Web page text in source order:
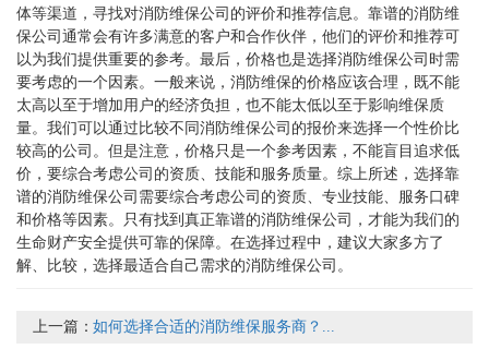
体等渠道，寻找对消防维保公司的评价和推荐信息。靠谱的消防维
保公司通常会有许多满意的客户和合作伙伴，他们的评价和推荐可
以为我们提供重要的参考。最后，价格也是选择消防维保公司时需
要考虑的一个因素。一般来说，消防维保的价格应该合理，既不能
太高以至于增加用户的经济负担，也不能太低以至于影响维保质
量。我们可以通过比较不同消防维保公司的报价来选择一个性价比
较高的公司。但是注意，价格只是一个参考因素，不能盲目追求低
价，要综合考虑公司的资质、技能和服务质量。综上所述，选择靠
谱的消防维保公司需要综合考虑公司的资质、专业技能、服务口碑
和价格等因素。只有找到真正靠谱的消防维保公司，才能为我们的
生命财产安全提供可靠的保障。在选择过程中，建议大家多方了
解、比较，选择最适合自己需求的消防维保公司。
上一篇：如何选择合适的消防维保服务商？...